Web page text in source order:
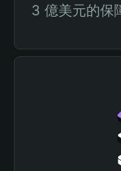
3 億美元的保